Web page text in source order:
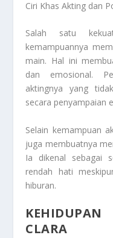
Ciri Khas Akting dan
Salah satu
kemampuannya
main. Hal ini
dan emosional.
aktingnya yang
secara penyampaian
Selain kemampuan
juga membuatnya
Ia dikenal sebagai
rendah hati
hiburan.
CLARA